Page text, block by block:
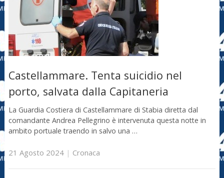
Castellammare. Tenta suicidio nel
porto, salvata dalla Capitaneria
La Guardia Costiera di Castellammare di Stabia diretta dal
comandante Andrea Pellegrino è intervenuta questa notte in
ambito portuale traendo in salvo una …
21 Agosto 2024| Cronaca